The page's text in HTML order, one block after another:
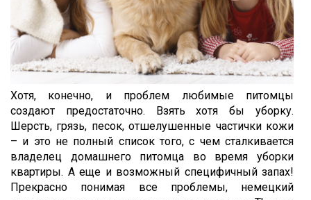
Хотя, конечно, и проблем любимые питомцы
создают предостаточно. Взять хотя бы уборку.
Шерсть, грязь, песок, отшелушенные частички кожи
– и это не полный список того, с чем сталкивается
владелец домашнего питомца во время уборки
квартиры. А еще и возможный специфичный запах!
Прекрасно понимая все проблемы, немецкий